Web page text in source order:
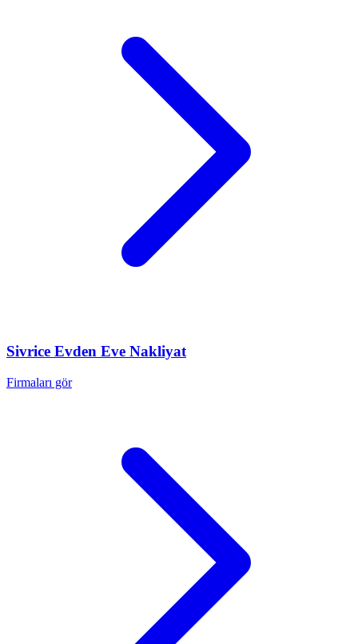
Sivrice Evden Eve Nakliyat
Firmaları gör